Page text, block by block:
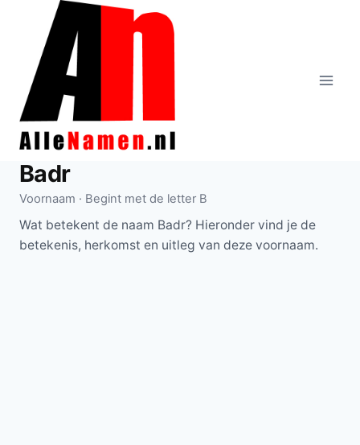
Doorgaan
inhoud
Badr
Voornaam · Begint met de letter B
Wat betekent de naam Badr? Hieronder vind je de
betekenis, herkomst en uitleg van deze voornaam.